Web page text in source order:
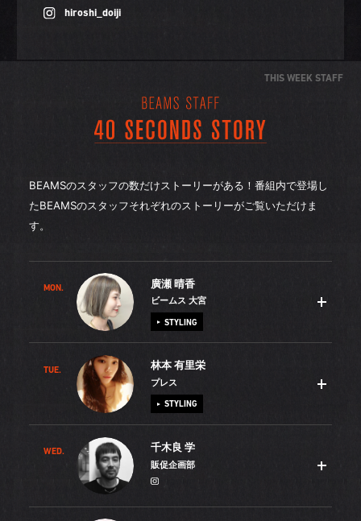
hiroshi_doiji
THIS WEEK STAFF
BEAMSのスタッフの数だけストーリーがある！番組内で登場し
たBEAMSのスタッフそれぞれのストーリーがご覧いただけま
す。
MON. 廣瀬 晴香
ビームス 大宮
STYLING
1年2ヶ月の産休・育休を終えて、昨年の5月に職場復帰しま
した。以前は池袋に勤務していましたが、今は自宅から近
い大宮に異動し、毎日楽しく接客しています。時短で働く
す。復帰する前は娘と離れるのが心配でたまりませんでし
たが、いざ働いてみると、大好きな服に囲まれてリフレッ
シュできることがわかりました。育児ストレスを解消して
TUE. 林本 有里栄
プレス
STYLING
服とお酒とコスメが大好きです。大学を卒業するにあた
り、これら3つの業界で就職活動をしましたが、「100万円
あったら何に使う？」と質問されたBEAMSでの面接がとて
WED. 千木良 学
販促企画部